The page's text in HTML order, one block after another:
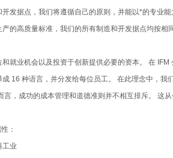
发据点，我们将遵循自己的原则，并能以*的专业
的高质量标准，我们的所有制造和开发据点均按相
就业机会以及投资于创新提供必要的资本。 在
16 种语言，并分发给每位员工。 在此理念中，
言，成功的成本管理和道德准则并不相互排斥。 这
：
工业